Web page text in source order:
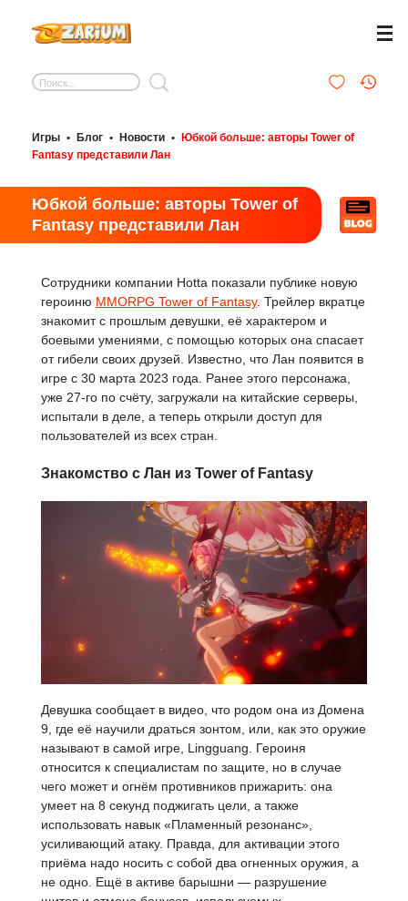
Игры • Блог • Новости •
Юбкой больше: авторы Tower of
Fantasy представили Лан
Юбкой больше: авторы Tower of
Fantasy представили Лан
Сотрудники компании Hotta показали публике новую
героиню MMORPG Tower of Fantasy. Трейлер вкратце
знакомит с прошлым девушки, её характером и
боевыми умениями, с помощью которых она спасает
от гибели своих друзей. Известно, что Лан появится в
игре с 30 марта 2023 года. Ранее этого персонажа,
уже 27-го по счёту, загружали на китайские серверы,
испытали в деле, а теперь открыли доступ для
пользователей из всех стран.
Знакомство с Лан из Tower of Fantasy
Девушка сообщает в видео, что родом она из Домена
9, где её научили драться зонтом, или, как это оружие
называют в самой игре, Lingguang. Героиня
относится к специалистам по защите, но в случае
чего может и огнём противников прижарить: она
умеет на 8 секунд поджигать цели, а также
использовать навык «Пламенный резонанс»,
усиливающий атаку. Правда, для активации этого
приёма надо носить с собой два огненных оружия, а
не одно. Ещё в активе барышни — разрушение